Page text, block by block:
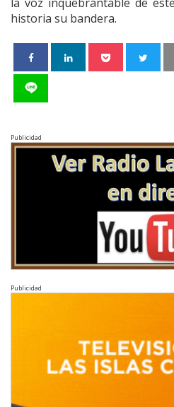
historia su bandera.
Publicidad
Publicidad